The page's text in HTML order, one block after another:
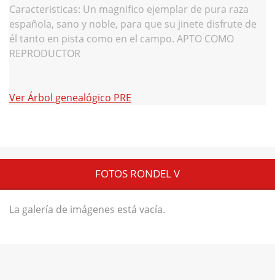
Caracteristicas: Un magnifico ejemplar de pura raza
española, sano y noble, para que su jinete disfrute de
él tanto en pista como en el campo. APTO COMO
REPRODUCTOR
VerÁrbol genealógico PRE
FOTOS RONDEL V
La galería de imágenes está vacía.